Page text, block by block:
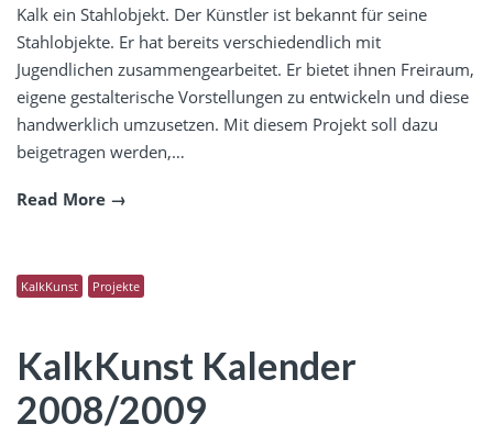
Kalk ein Stahlobjekt. Der Künstler ist bekannt für seine
Stahlobjekte. Er hat bereits verschiedendlich mit
Jugendlichen zusammengearbeitet. Er bietet ihnen Freiraum,
eigene gestalterische Vorstellungen zu entwickeln und diese
handwerklich umzusetzen. Mit diesem Projekt soll dazu
beigetragen werden,…
Read More
KalkKunst Projekte
KalkKunst Kalender
2008/2009